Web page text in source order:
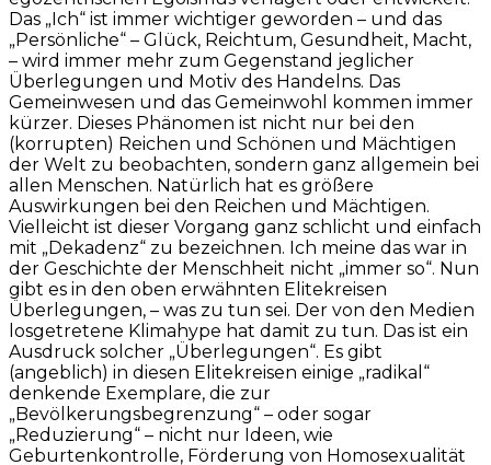
Das „Ich“ ist immer wichtiger geworden – und das
„Persönliche“ – Glück, Reichtum, Gesundheit, Macht,
– wird immer mehr zum Gegenstand jeglicher
Überlegungen und Motiv des Handelns. Das
Gemeinwesen und das Gemeinwohl kommen immer
kürzer. Dieses Phänomen ist nicht nur bei den
(korrupten) Reichen und Schönen und Mächtigen
der Welt zu beobachten, sondern ganz allgemein bei
allen Menschen. Natürlich hat es größere
Auswirkungen bei den Reichen und Mächtigen.
Vielleicht ist dieser Vorgang ganz schlicht und einfach
mit „Dekadenz“ zu bezeichnen. Ich meine das war in
der Geschichte der Menschheit nicht „immer so“. Nun
gibt es in den oben erwähnten Elitekreisen
Überlegungen, – was zu tun sei. Der von den Medien
losgetretene Klimahype hat damit zu tun. Das ist ein
Ausdruck solcher „Überlegungen“. Es gibt
(angeblich) in diesen Elitekreisen einige „radikal“
denkende Exemplare, die zur
„Bevölkerungsbegrenzung“ – oder sogar
„Reduzierung“ – nicht nur Ideen, wie
Geburtenkontrolle, Förderung von Homosexualität